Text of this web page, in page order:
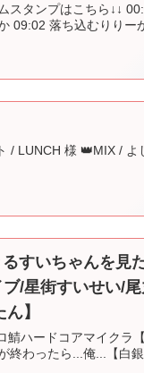
タンプはこちら↓↓
09:02 落ち込むりりー
/ LUNCH 様 👑MIX / よ
すいちゃんを見
/星街すいせい/
】
ハードコアマイクラ
わったら...俺...【白銀